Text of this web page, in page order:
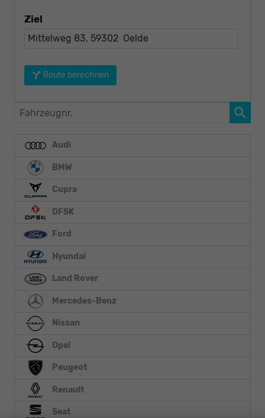
Ziel
Route berechnen
Fahrzeugnr.
Audi
BMW
Cupra
DFSK
Ford
Hyundai
Land Rover
Mercedes-Benz
Nissan
Opel
Peugeot
Renault
Seat